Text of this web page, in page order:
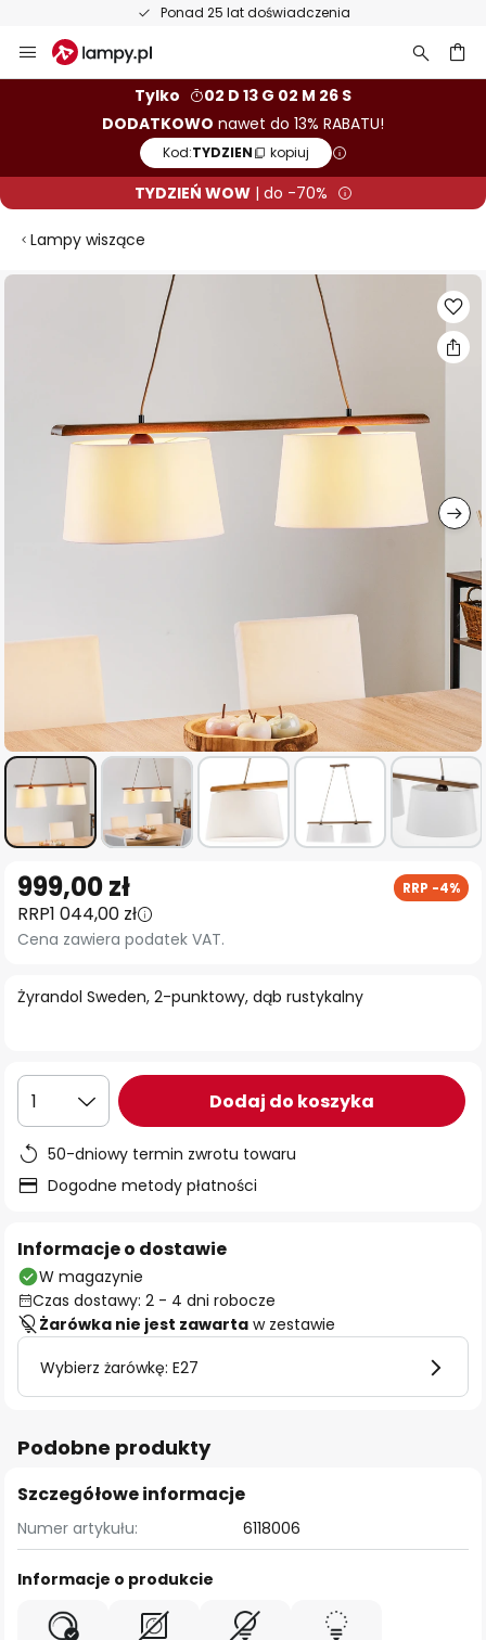
Ponad 25 lat doświadczenia
Przejdź
do
Tylko
02 D 13 G 02 M 25 S
DODATKOWO nawet do 13% RABATU!
Kod:TYDZIEN kopiuj
TYDZIEŃ WOW| do -70%
Lampy wiszące
Przejdź
na
początek
galerii
Żyrandol Sweden, 2-punktowy, dąb rustykalny
999,00 zł RRP -4%
RRP1 044,00 zł
Cena zawiera podatek VAT.
1 Dodaj do koszyka
50-dniowy termin zwrotu towaru
Dogodne metody płatności
Informacje o dostawie
W magazynie
Czas dostawy: 2 - 4 dni robocze
Żarówka nie jest zawarta w zestawie
Wybierz żarówkę: E27
Podobne produkty
Szczegółowe informacje
Numer artykułu: 6118006
Informacje o produkcie